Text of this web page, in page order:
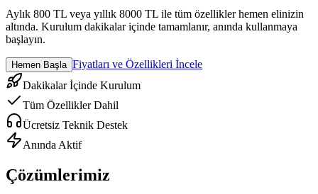
Aylık 800 TL veya yıllık 8000 TL ile tüm özellikler hemen elinizin
altında. Kurulum dakikalar içinde tamamlanır, anında kullanmaya
başlayın.
Hemen Başla Fiyatları ve Özellikleri İncele
Dakikalar İçinde Kurulum
Tüm Özellikler Dahil
Ücretsiz Teknik Destek
Anında Aktif
Çözümlerimiz